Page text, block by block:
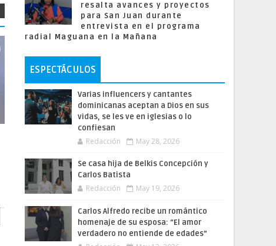
resalta avances y proyectos
para San Juan durante
entrevista en el programa
radial Maguana en la Mañana
ESPECTÁCULOS
Varias influencers y cantantes
dominicanas aceptan a Dios en sus
vidas, se les ve en iglesias o lo
confiesan
Redacción May 28, 2026
Se casa hija de Belkis Concepción y
Carlos Batista
Redacción May 19, 2026
Carlos Alfredo recibe un romántico
homenaje de su esposa: “El amor
verdadero no entiende de edades”